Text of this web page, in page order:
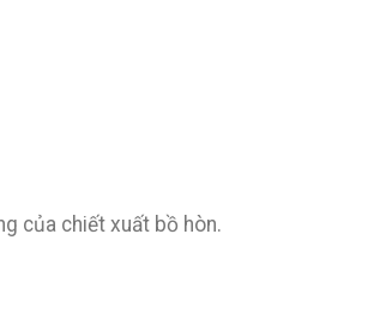
của chiết xuất bồ hòn.